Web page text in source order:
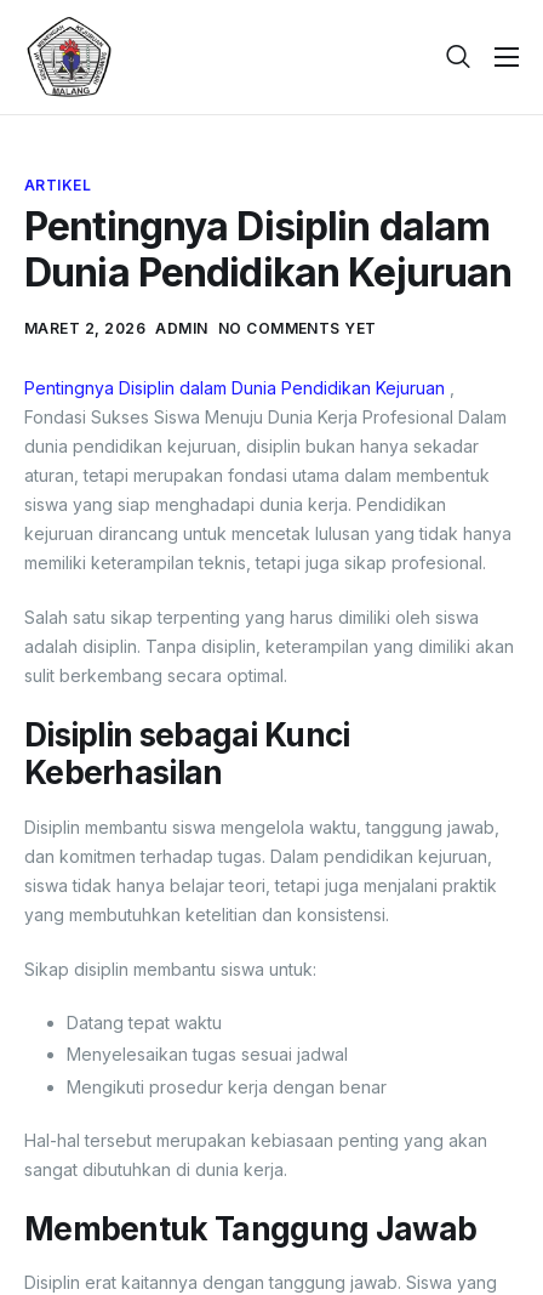
Beranda
Galeri
ARTIKEL
Pentingnya Disiplin dalam
Dunia Pendidikan Kejuruan
MARET 2, 2026 ADMIN NO COMMENTS YET
Pentingnya Disiplin dalam Dunia Pendidikan Kejuruan ,
Fondasi Sukses Siswa Menuju Dunia Kerja Profesional Dalam
dunia pendidikan kejuruan, disiplin bukan hanya sekadar
aturan, tetapi merupakan fondasi utama dalam membentuk
siswa yang siap menghadapi dunia kerja. Pendidikan
kejuruan dirancang untuk mencetak lulusan yang tidak hanya
memiliki keterampilan teknis, tetapi juga sikap profesional.
Salah satu sikap terpenting yang harus dimiliki oleh siswa
adalah disiplin. Tanpa disiplin, keterampilan yang dimiliki akan
sulit berkembang secara optimal.
Disiplin sebagai Kunci
Keberhasilan
Disiplin membantu siswa mengelola waktu, tanggung jawab,
dan komitmen terhadap tugas. Dalam pendidikan kejuruan,
siswa tidak hanya belajar teori, tetapi juga menjalani praktik
yang membutuhkan ketelitian dan konsistensi.
Sikap disiplin membantu siswa untuk:
Datang tepat waktu
Menyelesaikan tugas sesuai jadwal
Mengikuti prosedur kerja dengan benar
Hal-hal tersebut merupakan kebiasaan penting yang akan
sangat dibutuhkan di dunia kerja.
Membentuk Tanggung Jawab
Disiplin erat kaitannya dengan tanggung jawab. Siswa yang